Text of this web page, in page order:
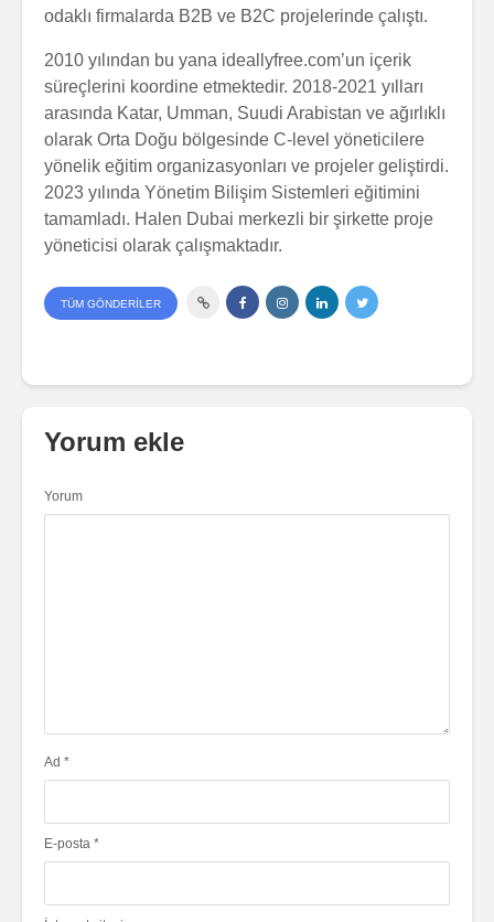
odaklı firmalarda B2B ve B2C projelerinde çalıştı.
2010 yılından bu yana ideallyfree.com’un içerik
süreçlerini koordine etmektedir. 2018-2021 yılları
arasında Katar, Umman, Suudi Arabistan ve ağırlıklı
olarak Orta Doğu bölgesinde C-level yöneticilere
yönelik eğitim organizasyonları ve projeler geliştirdi.
2023 yılında Yönetim Bilişim Sistemleri eğitimini
tamamladı. Halen Dubai merkezli bir şirkette proje
yöneticisi olarak çalışmaktadır.
TÜM GÖNDERILER
Yorum ekle
Yorum
Ad *
E-posta *